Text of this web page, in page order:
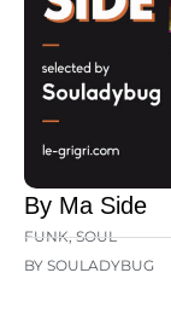
By Ma Side
FUNK,SOUL
BY SOULADYBUG